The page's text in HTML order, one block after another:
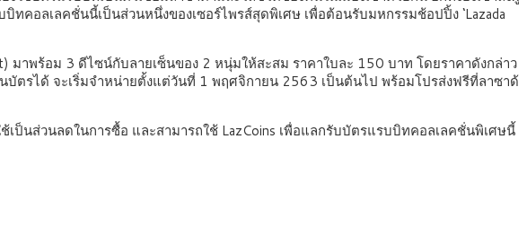
คอลเลคชั่นนี้เป็นส่วนหนึ่งของเซอร์ไพรส์สุดพิเศษ เพื่อต้อนรับมหกรรมช้อปปิ้ง ‘Lazada
มาพร้อม 3 ดีไซน์กับลายเซ็นของ 2 หนุ่มให้สะสม ราคาใบละ 150 บาท โดยราคาดังกล่าว
ตรได้ จะเริ่มจำหน่ายตั้งแต่วันที่ 1 พฤศจิกายน 2563 เป็นต้นไป พร้อมโปรส่งฟรีที่ลาซาด้
ป็นส่วนลดในการซื้อ และสามารถใช้ LazCoins เพื่อแลกรับบัตรแรบบิทคอลเลคชั่นพิเศษนี้